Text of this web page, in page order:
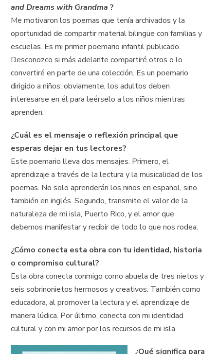
and Dreams with Grandma?
Me motivaron los poemas que tenía archivados y la
oportunidad de compartir material bilingüe con familias y
escuelas. Es mi primer poemario infantil publicado.
Desconozco si más adelante compartiré otros o lo
convertiré en parte de una colección. Es un poemario
dirigido a niños; obviamente, los adultos deben
interesarse en él para leérselo a los niños mientras
aprenden.
¿Cuál es el mensaje o reflexión principal que
esperas dejar en tus lectores?
Este poemario lleva dos mensajes. Primero, el
aprendizaje a través de la lectura y la musicalidad de los
poemas. No solo aprenderán los niños en español, sino
también en inglés. Segundo, transmite el valor de la
naturaleza de mi isla, Puerto Rico, y el amor que
debemos manifestar y recibir de todo lo que nos rodea.
¿Cómo conecta esta obra con tu identidad, historia
o compromiso cultural?
Esta obra conecta conmigo como abuela de tres nietos y
seis sobrinonietos hermosos y creativos. También como
educadora, al promover la lectura y el aprendizaje de
manera lúdica. Por último, conecta con mi identidad
cultural y con mi amor por los recursos de mi isla.
¿Qué significa para